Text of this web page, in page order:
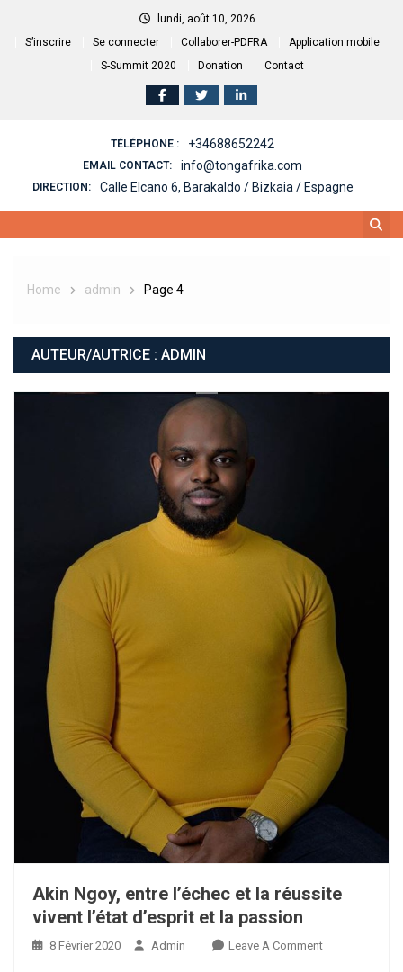
lundi, août 10, 2026
S’inscrire
Se connecter Collaborer-PDFRA
Application mobile
S-Summit 2020
Donation Contact
TÉLÉPHONE : +34688652242
EMAIL CONTACT: info@tongafrika.com
DIRECTION: Calle Elcano 6, Barakaldo / Bizkaia / Espagne
Home admin Page 4
AUTEUR/AUTRICE : ADMIN
Akin Ngoy, entre l’échec et la réussite
vivent l’état d’esprit et la passion
8 Février 2020 Admin Leave A CommentOn